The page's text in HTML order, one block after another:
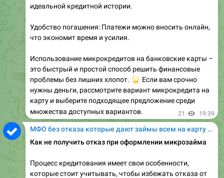
идеальной кредитной истории.
Удобство погашения: Платежи можно вносить онлайн,
что экономит время и усилия.
Использование микрокредитов на банковские карты –
это быстрый и простой способ решить финансовые
проблемы без лишних хлопот.
🌟Если вам срочно
нужны деньги, рассмотрите вариант микрокредита на
карту и выберите подходящее предложение среди
множества доступных вариантов.
21 19:39
МФО без отказа которые дают займы всем на карту онлайн
Как не получить отказ при оформлении микрозайма
Процесс кредитования имеет свои особенности,
которые стоит учитывать, чтобы избежать отказа от